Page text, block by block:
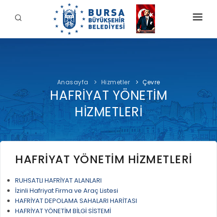
BELEDİYE
İDARİ YAPI
YETKİ VE SORUMLULUKLAR
TARİHÇE
ŞİRKETLER VE KURULUŞLAR
ULUSAL / ULUSLARARASI İLİŞKİLER
LOGOLAR AMBLEMLER
Şahin BİBA
Başkan'a Mesaj
Özgeçmiş
Görevleri
HİZMETLERİMİZ
İNTERAKTİF
ÖDEME
E-ÖDEME
E-TEKLİF
BUSKİ E-ÖDEME
Anasayfa Hizmetler Çevre
HAFRİYAT YÖNETİM
HİZMETLERİ
HAFRİYAT YÖNETİM HİZMETLERİ
RUHSATLI HAFRİYAT ALANLARI
İzinli Hafriyat Firma ve Araç Listesi
HAFRİYAT DEPOLAMA SAHALARI HARİTASI
HAFRİYAT YÖNETİM BİLGİ SİSTEMİ